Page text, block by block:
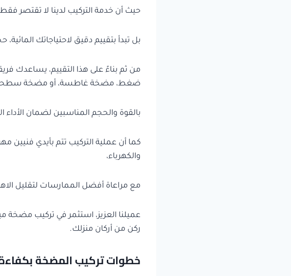
حيث أن خدمة التركيب لدينا لا تقتصر
بل تبدأ بتقييم دقيق لاحتياجاتك
من ثم بناءً على هذا التقييم، يساعدك
ضغط، مضخة غاطسة، أو مضخة
بالقوة والحجم المناسبين لضمان الأداء
كما أن عملية التركيب تتم بأيدي
والكهرباء،
مع مراعاة أفضل الممارسات لتقليل
عميلنا العزيز، استثمر في تركيب مضخة
ركن من أركان منزلك.
خطوات تركيب المضخة